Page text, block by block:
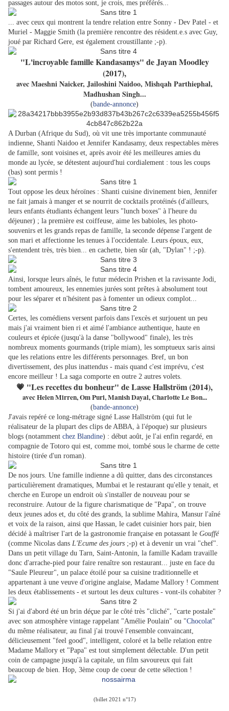
passages autour des motos sont, je crois, mes préférés...
... avec ceux qui montrent la tendre relation entre Sonny - Dev Patel - et
Muriel - Maggie Smith (la première rencontre des résident.e.s avec Guy,
joué par Richard Gere, est également croustillante ;-p).
"L'incroyable famille Kandasamys" de Jayan Moodley
(2017),
avec Maeshni Naicker, Jailoshini Naidoo, Mishqah Parthiephal,
Madhushan Singh...
(bande-annonce)
A Durban (Afrique du Sud), où vit une très importante communauté
indienne, Shanti Naidoo et Jennifer Kandasamy, deux respectables mères
de famille, sont voisines et, après avoir été les meilleures amies du
monde au lycée, se détestent aujourd'hui cordialement : tous les coups
(bas) sont permis !
Tout oppose les deux héroïnes : Shanti cuisine divinement bien, Jennifer
ne fait jamais à manger et se nourrit de cocktails protéinés (d'ailleurs,
leurs enfants étudiants échangent leurs "lunch boxes" à l'heure du
déjeuner) ; la première est coiffeuse, aime les babioles, les photo-
souvenirs et les grands repas de famille, la seconde dépense l'argent de
son mari et affectionne les tenues à l'occidentale. Leurs époux, eux,
s'entendent très, très bien... en cachette, bien sûr (ah, "Dylan" ! ;-p).
Ainsi, lorsque leurs aînés, le futur médecin Prishen et la ravissante Jodi,
tombent amoureux, les ennemies jurées sont prêtes à absolument tout
pour les séparer et n'hésitent pas à fomenter un odieux complot...
Certes, les comédiens versent parfois dans l'excès et surjouent un peu
mais j'ai vraiment bien ri et aimé l'ambiance authentique, haute en
couleurs et épicée (jusqu'à la danse "bollywood" finale), les très
nombreux moments gourmands (triple miam), les somptueux saris ainsi
que les relations entre les différents personnages. Bref, un bon
divertissement, des plus inattendus - mais quand c'est imprévu, c'est
encore meilleur ! La saga comporte en outre 2 autres volets.
💗 "Les recettes du bonheur" de Lasse Hallström (2014),
avec Helen Mirren, Om Puri, Manish Dayal, Charlotte Le Bon...
(bande-annonce)
J'avais repéré ce long-métrage signé Lasse Hallström (qui fut le
réalisateur de la plupart des clips de ABBA, à l'époque) sur plusieurs
blogs (notamment chez Blandine) : début août, je l'ai enfin regardé, en
compagnie de Totoro qui est, comme moi, tombé sous le charme de cette
histoire (tirée d'un roman).
De nos jours. Une famille indienne a dû quitter, dans des circonstances
particulièrement dramatiques, Mumbai et le restaurant qu'elle y tenait, et
cherche en Europe un endroit où s'installer de nouveau pour se
reconstruire. Autour de la figure charismatique de "Papa", on trouve
deux jeunes ados et, du côté des grands, la sublime Mahira, Mansur l'aîné
et voix de la raison, ainsi que Hassan, le cadet cuisinier hors pair, bien
décidé à maîtriser l'art de la gastronomie française en potassant le Gouffé
(comme Nicolas dans L'Ecume des jours ;-p) et à devenir un vrai "chef".
Dans un petit village du Tarn, Saint-Antonin, la famille Kadam travaille
donc d'arrache-pied pour faire renaître son restaurant... juste en face du
"Saule Pleureur", un palace étoilé pour sa cuisine traditionnelle et
appartenant à une veuve d'origine anglaise, Madame Mallory ! Comment
les deux établissements - et surtout les deux cultures - vont-ils cohabiter ?
Si j'ai d'abord été un brin déçue par le côté très "cliché", "carte postale"
avec son atmosphère vintage rappelant "Amélie Poulain" ou "Chocolat"
du même réalisateur, au final j'ai trouvé l'ensemble convaincant,
délicieusement "feel good", intelligent, coloré et la belle relation entre
Madame Mallory et "Papa" est tout simplement délectable. D'un petit
coin de campagne jusqu'à la capitale, un film savoureux qui fait
beaucoup de bien. Hop, 3ème coup de coeur de cette sélection !
(billet 2021 n°17)